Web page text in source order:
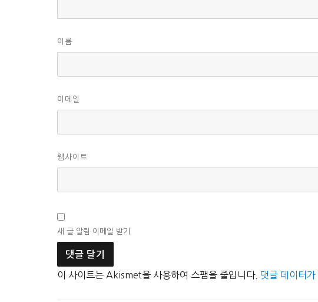
이름
이메일
웹사이트
새 글 알림 이메일 받기
이 사이트는 Akismet을 사용하여 스팸을 줄입니다. 댓글 데이터가